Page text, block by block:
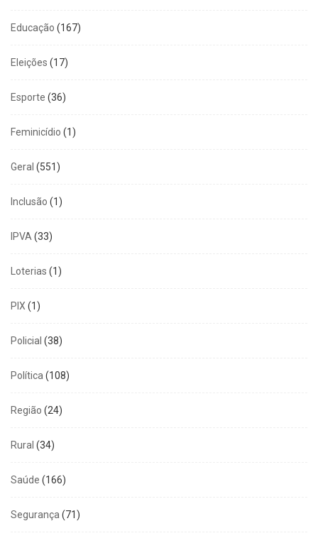
Educação (167)
Eleições (17)
Esporte (36)
Feminicídio (1)
Geral (551)
Inclusão (1)
IPVA(33)
Loterias (1)
PIX (1)
Policial (38)
Política(108)
Região (24)
Rural (34)
Saúde (166)
Segurança(71)